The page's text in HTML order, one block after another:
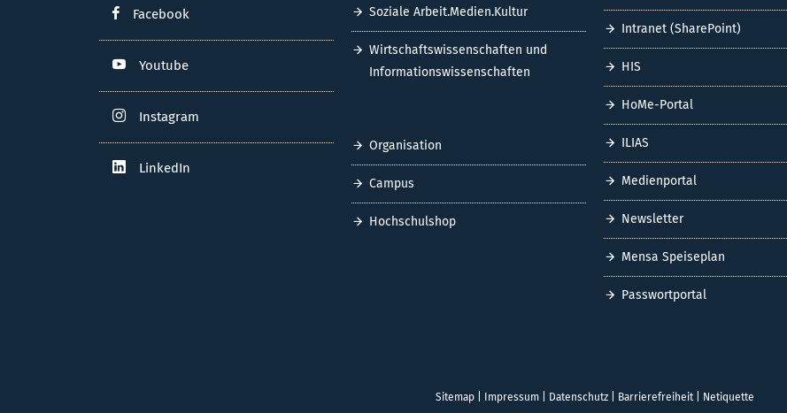
Facebook
Youtube
Instagram
LinkedIn
Soziale Arbeit.Medien.Kultur
Wirtschaftswissenschaften und
Informationswissenschaften
Organisation
Campus
Hochschulshop
Intranet (SharePoint)
HIS
HoMe-Portal
ILIAS
Medienportal
Newsletter
Mensa Speiseplan
Passwortportal
Sitemap Impressum Datenschutz Barrierefreiheit| Netiquette